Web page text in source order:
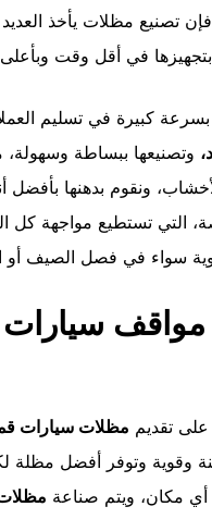
تصنيع مظلات يأخذ
في أقل وقت
كبيرة في تسليم
وتصنيعها ببساطة وسهولة،
ونقوم بدهنها بأفضل
التي تستطيع مواجهة كل
سواء في فصل الصيف أو
سيارات
تقديم مظلات سيارات
وقوية وتوفر أفضل مظلة
مكان، ويتم صناعة